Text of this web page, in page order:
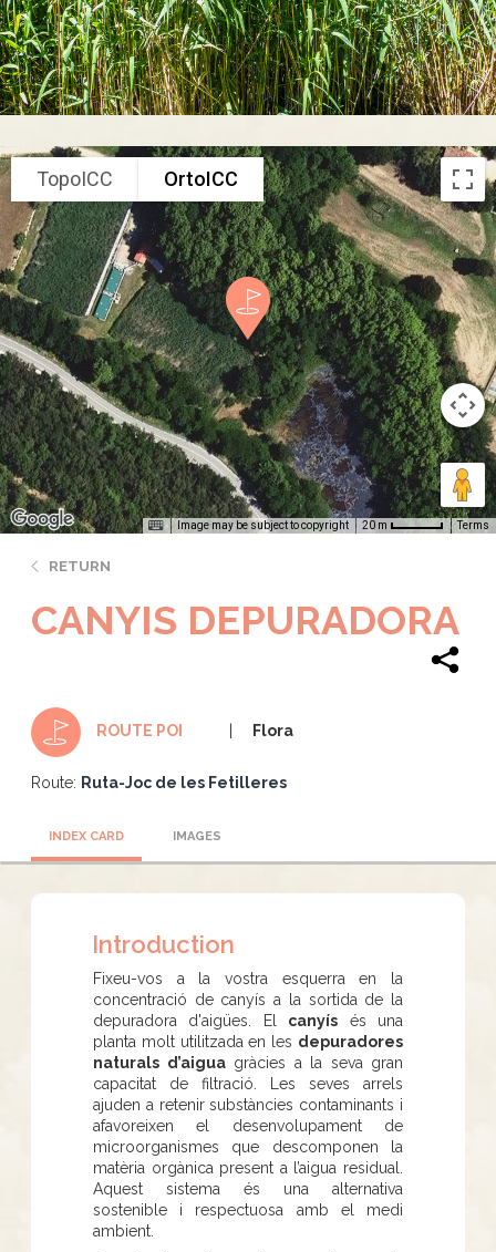
TopoICC OrtoICC
Image may be subject to copyright 20 m Terms
RETURN
CANYIS DEPURADORA
ROUTE POI Flora
Route: Ruta-Joc de les Fetilleres
INDEX CARD IMAGES
Introduction
Fixeu-vos a la vostra esquerra en la
concentració de canyís a la sortida de la
depuradora d'aigües. El canyís és una
planta molt utilitzada en les depuradores
naturals d’aiguagràcies a la seva gran
capacitat de filtració. Les seves arrels
ajuden a retenir substàncies contaminants i
afavoreixen el desenvolupament de
microorganismes que descomponen la
matèria orgànica present a l’aigua residual.
Aquest sistema és una alternativa
sostenible i respectuosa amb el medi
ambient.